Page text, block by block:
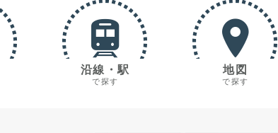
沿線・駅
で探す
地図
で探す